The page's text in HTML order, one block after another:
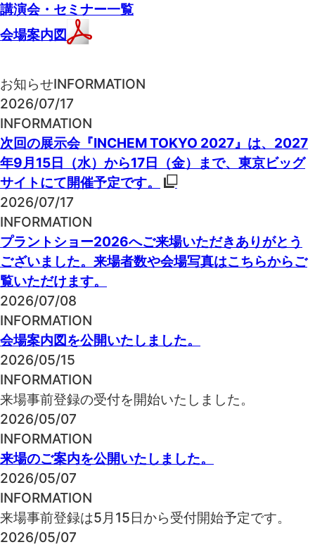
講演会・セミナー一覧
会場案内図
お知らせINFORMATION
2026/07/17
INFORMATION
次回の展示会『INCHEM TOKYO 2027』は、2027
年9月15日（水）から17日（金）まで、東京ビッグ
サイトにて開催予定です。
2026/07/17
INFORMATION
プラントショー2026へご来場いただきありがとう
ございました。来場者数や会場写真はこちらからご
覧いただけます。
2026/07/08
INFORMATION
会場案内図を公開いたしました。
2026/05/15
INFORMATION
来場事前登録の受付を開始いたしました。
2026/05/07
INFORMATION
来場のご案内を公開いたしました。
2026/05/07
INFORMATION
来場事前登録は5月15日から受付開始予定です。
2026/05/07